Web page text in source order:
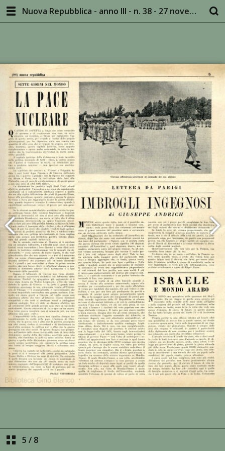
Nuova Repubblica - anno III - n. 38 - 27 novembre 1955
5 / 8